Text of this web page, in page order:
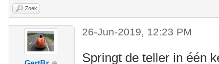
Zoek
26-Jun-2019, 12:23 PM
Springt de teller in één